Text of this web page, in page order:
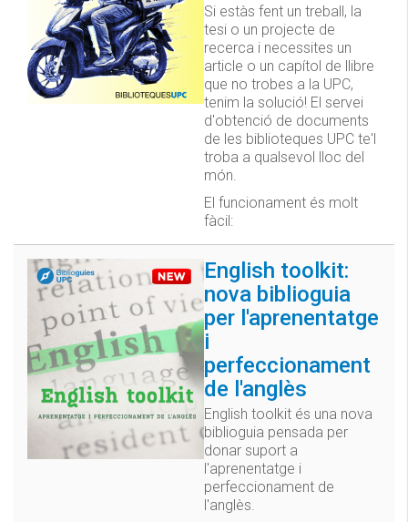
Si estàs fent un treball, la
tesi o un projecte de
recerca i necessites un
article o un capítol de llibre
que no trobes a la UPC,
tenim la solució! El servei
d'obtenció de documents
de les biblioteques UPC te'l
troba a qualsevol lloc del
món.
El funcionament és molt
fàcil:
English toolkit:
nova biblioguia
per l'aprenentatge
i
perfeccionament
de l'anglès
English toolkit és una nova
biblioguia pensada per
donar suport a
l'aprenentatge i
perfeccionament de
l'anglès.